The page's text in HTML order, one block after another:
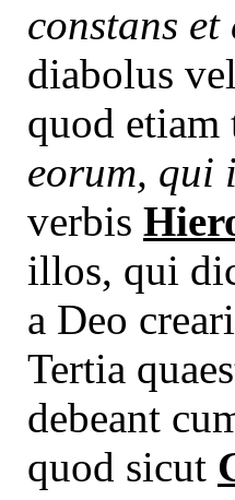
constans et
diabolus
quod etiam
eorum, qui
verbis
illos, qui
a Deo
Tertia
debeant
quod sicut